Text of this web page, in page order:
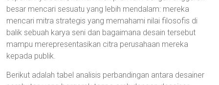
besar mencari sesuatu yang lebih mendalam: mereka
mencari mitra strategis yang memahami nilai filosofis di
balik sebuah karya seni dan bagaimana desain tersebut
mampu merepresentasikan citra perusahaan mereka
kepada publik.
Berikut adalah tabel analisis perbandingan antara desainer